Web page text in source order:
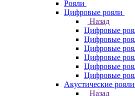
Рояли
Цифровые рояли
Назад
Цифровые
Цифровые
Цифровые
Цифровые
Цифровые
Цифровые
Акустические рояли
Назад